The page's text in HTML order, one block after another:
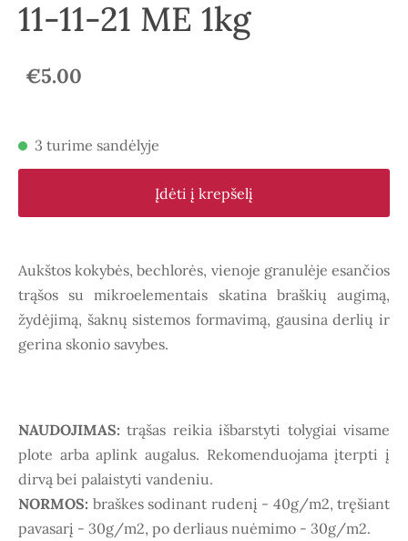
11-11-21 ME 1kg
€5.00
3 turime sandėlyje
Įdėti į krepšelį
Aukštos kokybės, bechlorės, vienoje granulėje esančios
trąšos su mikroelementais skatina braškių augimą,
žydėjimą, šaknų sistemos formavimą, gausina derlių ir
gerina skonio savybes.
NAUDOJIMAS: trąšas reikia išbarstyti tolygiai visame
plote arba aplink augalus. Rekomenduojama įterpti į
dirvą bei palaistyti vandeniu.
NORMOS: braškes sodinant rudenį - 40g/m2, tręšiant
pavasarį - 30g/m2, po derliaus nuėmimo - 30g/m2.